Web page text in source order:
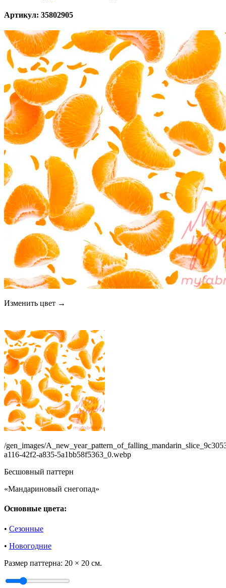
Артикул: 35802905
Изменить цвет →
/gen_images/
a116-42f2-a835-5a1bb58f5363_0.webp
Бесшовный паттерн
«Мандариновый снегопад»
Основные цвета:
• Сезонные
• Новогодние
Размер паттерна: 20 × 20 см.